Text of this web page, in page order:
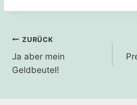
Beitragsnavigation
ZURÜCK
Ja aber mein
Geldbeutel!